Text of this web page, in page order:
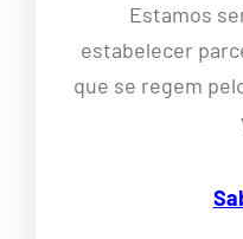
Estamos
estabelecer
que se regem